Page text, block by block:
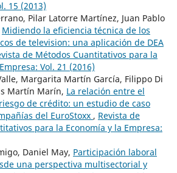
15 (2013)
Pilar Latorre Martínez, Juan Pablo
Midiendo la eficiencia técnica de los
de television: una aplicación de DEA
de Métodos Cuantitativos para la
Vol. 21 (2016)
Margarita Martín García, Filippo Di
Martín Marín, La relación entre el
de crédito: un estudio de caso
del EuroStoxx , Revista de
para la Economía y la Empresa:
Daniel May, Participación laboral
una perspectiva multisectorial y